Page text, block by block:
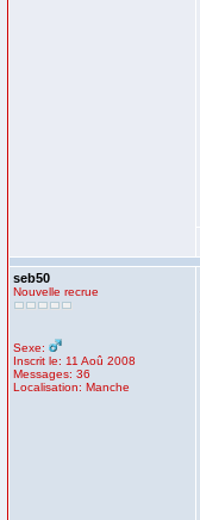
seb50
Nouvelle recrue
Sexe:
Inscrit le: 11 Aoû 2008
Messages: 36
Localisation: Manche